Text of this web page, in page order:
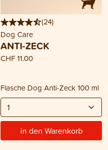
(24)
Dog Care
ANTI-ZECK
CHF 11.00
Flasche Dog Anti-Zeck 100 ml
in den Warenkorb